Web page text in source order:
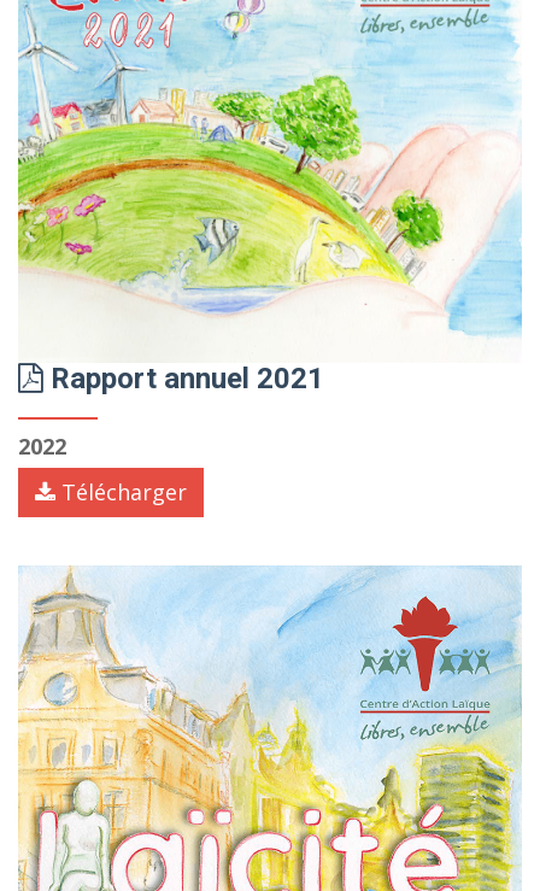
Rapport annuel 2021
2022
Télécharger